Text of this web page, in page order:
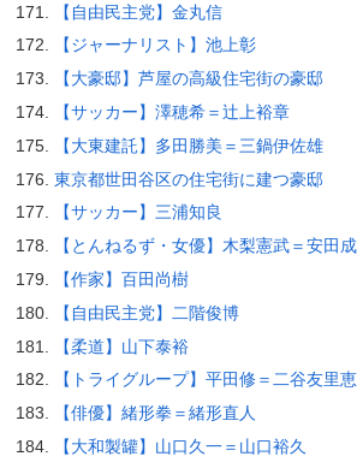
【自由民主党】金丸信
【ジャーナリスト】池上彰
【大豪邸】芦屋の高級住宅街の豪邸
【サッカー】澤穂希＝辻上裕章
【大東建託】多田勝美＝三鍋伊佐雄
東京都世田谷区の住宅街に建つ豪邸
【サッカー】三浦知良
【とんねるず・女優】木梨憲武＝安田
【作家】百田尚樹
【自由民主党】二階俊博
【柔道】山下泰裕
【トライグループ】平田修＝二谷友里恵
【俳優】緒形拳＝緒形直人
【大和製罐】山口久一＝山口裕久